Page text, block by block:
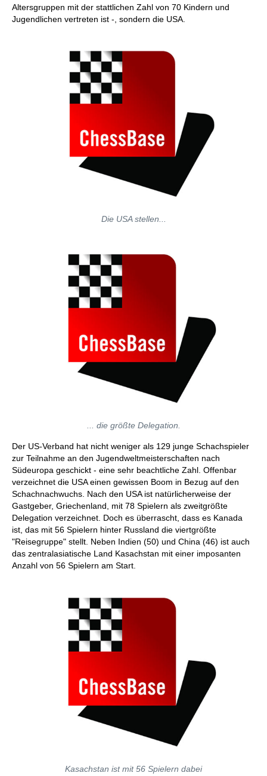
Altersgruppen mit der stattlichen Zahl von 70 Kindern und
Jugendlichen vertreten ist -, sondern die USA.
Die USA stellen...
... die größte Delegation.
Der US-Verband hat nicht weniger als 129 junge Schachspieler
zur Teilnahme an den Jugendweltmeisterschaften nach
Südeuropa geschickt - eine sehr beachtliche Zahl. Offenbar
verzeichnet die USA einen gewissen Boom in Bezug auf den
Schachnachwuchs. Nach den USA ist natürlicherweise der
Gastgeber, Griechenland, mit 78 Spielern als zweitgrößte
Delegation verzeichnet. Doch es überrascht, dass es Kanada
ist, das mit 56 Spielern hinter Russland die viertgrößte
"Reisegruppe" stellt. Neben Indien (50) und China (46) ist auch
das zentralasiatische Land Kasachstan mit einer imposanten
Anzahl von 56 Spielern am Start.
Kasachstan ist mit 56 Spielern dabei